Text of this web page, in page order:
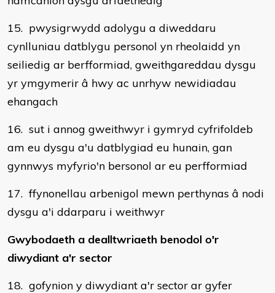
15. pwysigrwydd adolygu a diweddaru
cynlluniau datblygu personol yn rheolaidd yn
seiliedig ar berfformiad, gweithgareddau dysgu
yr ymgymerir â hwy ac unrhyw newidiadau
ehangach
16. sut i annog gweithwyr i gymryd cyfrifoldeb
am eu dysgu a'u datblygiad eu hunain, gan
gynnwys myfyrio'n bersonol ar eu perfformiad
17. ffynonellau arbenigol mewn perthynas â nodi
dysgu a'i ddarparu i weithwyr
Gwybodaeth a dealltwriaeth benodol o'r
diwydiant a'r sector
18. gofynion y diwydiant a'r sector ar gyfer